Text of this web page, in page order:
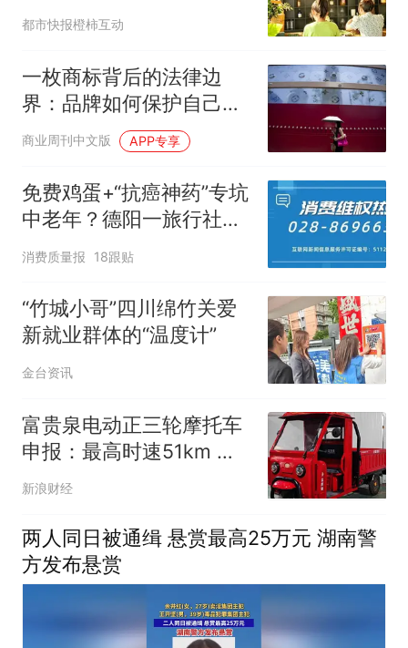
母、妻子和3个未成年子
车”拒赔60万，法院判了
都市快报橙柿互动
一枚商标背后的法律边
界：品牌如何保护自己的
符号资产
商业周刊中文版 APP专享
免费鸡蛋+“抗癌神药”专坑
中老年？德阳一旅行社门
店虚假宣传被罚6.4万元
消费质量报 18跟贴
“竹城小哥”四川绵竹关爱
新就业群体的“温度计”
金台资讯
富贵泉电动正三轮摩托车
申报：最高时速51km 能
满足货运需求吗？
新浪财经
两人同日被通缉 悬赏最高25万元 湖南警
方发布悬赏